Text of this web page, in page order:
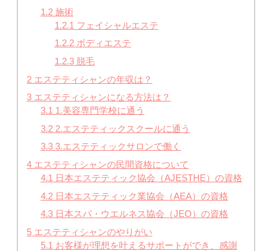
1.2施術
1.2.1 フェイシャルエステ
1.2.2ボディエステ
1.2.3脱毛
2 エステティシャンの年収は？
3 エステティシャンになる方法は？
3.1 1.美容専門学校に通う
3.22.エステティックスクールに通う
3.33.エステティックサロンで働く
4 エステティシャンの民間資格について
4.1 日本エステティック協会（AJESTHE）の資格
4.2日本エステティック業協会（AEA）の資格
4.3日本スパ・ウエルネス協会（JEO）の資格
5 エステティシャンのやりがい
5.1 お客様が理想を叶えるサポートができ、感謝